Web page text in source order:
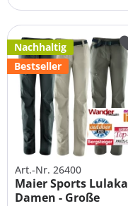
Nachhaltig
Bestseller
Art.-Nr. 26400
Maier Sports Lulaka
Damen - Große